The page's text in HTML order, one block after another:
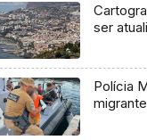
ser
Polícia